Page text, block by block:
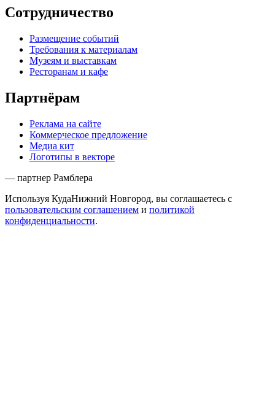
Сотрудничество
Размещение событий
Требования к материалам
Музеям и выставкам
Ресторанам и кафе
Партнёрам
Реклама на сайте
Коммерческое предложение
Медиа кит
Логотипы в векторе
— партнер Рамблера
Используя КудаНижний Новгород, вы соглашаетесь с
пользовательским соглашением и политикой
конфиденциальности.